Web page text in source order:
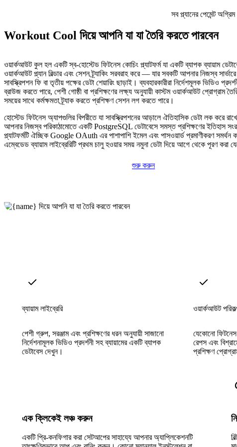
সব প্ল্যানের পেমেন্ট
Workout Cool দিয়ে আপনি যা যা তৈরি করতে পারবেন
ওয়ার্কআউট কুল হল একটি স্ব-হোস্টেড ফিটনেস কোচিং প্ল্যাটফর্ম যা একটি ব্যাপক ব্যায়াম
ওয়ার্কআউট প্ল্যান বিল্ডার এবং সেশন ট্র্যাকিং সরবরাহ করে — যার সবকটি আপনার নিজস্ব
সাবস্ক্রিপশন ফি বা তৃতীয় পক্ষের ডেটা শেয়ারিং ছাড়াই। ব্যবহারকারীরা নির্দেশমূলক ভিডিও
ব্রাউজ করতে পারে, পেশী গোষ্ঠী বা প্রশিক্ষণের লক্ষ্য অনুযায়ী কাস্টম ওয়ার্কআউট প্রোগ্রাম
সময়ের সাথে কর্মক্ষমতা ট্র্যাক করতে প্রশিক্ষণ সেশন লগ করতে পারে।
হোস্টেড ফিটনেস অ্যাপগুলির বিপরীতে যা সাবস্ক্রিপশনের আড়ালে ঐতিহাসিক ডেটা লক করে
আপনার নিজস্ব পরিকাঠামোতে একটি PostgreSQL ডেটাবেসে সমস্ত প্রশিক্ষণের ইতিহাস
প্ল্যাটফর্মটি ঐচ্ছিক Google OAuth এর পাশাপাশি ইমেল এবং পাসওয়ার্ড প্রমাণীকরণ সমর্থন
এম্বেডেড ব্যায়াম লাইব্রেরিটি প্রথম চালু হওয়ার সময় নমুনা ডেটা দিয়ে আগে থেকে পূরণ করা
শুরু করুন
ব্যায়াম লাইব্রেরি
পেশী গ্রুপ, সরঞ্জাম এবং প্রশিক্ষণের ধরন অনুযায়ী সাজানো
নির্দেশনামূলক ভিডিও প্রদর্শনী সহ ব্যায়ামের একটি ব্যাপক
ডেটাবেস দেখুন।
ওয়ার্কআউট
যেকোনো ফিটনেস
রেপস এবং
প্রশিক্ষণ
এক ক্লিকেই লঞ্চ করুন
একটি প্রি-কনফিগার করা সেটআপের সাহায্যে আপনার অ্যাপ্লিকেশনটি